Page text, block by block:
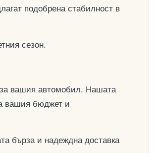
подобрена стабилност в
сезон.
за вашия автомобил. Нашата
вашия бюджет и
бърза и надеждна доставка